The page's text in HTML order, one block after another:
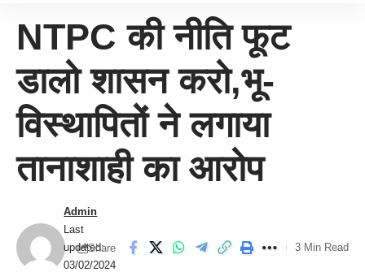
NTPC की नीति फूट
डालो शासन करो,भू-
विस्थापितों ने लगाया
तानाशाही का आरोप
Last
updated:
03/02/2024
Admin
Share 3 Min Read